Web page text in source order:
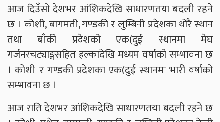
आज दिउँसो देशभर आंशिकदेखि साधारणतया बदली रहने
छ । कोशी, बागमती, गण्डकी र लुम्बिनी प्रदेशका थोरै स्थान
तथा बाँकी प्रदेशको एक(दुई स्थानमा मेघ
गर्जनरचट्याङ्गसहित हल्कादेखि मध्यम वर्षाको सम्भावना छ
। कोशी र गण्डकी प्रदेशका एक(दुई स्थानमा भारी वर्षाको
सम्भावना छ ।
आज राति देशभर आंशिकदेखि साधारणतया बदली रहने छ